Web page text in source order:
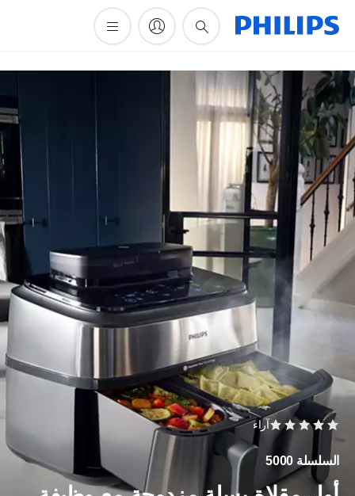
دعم
البحث
آراء
السلسلة 5000